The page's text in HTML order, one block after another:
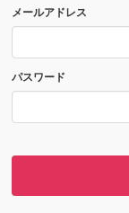
メールアドレス
パスワード